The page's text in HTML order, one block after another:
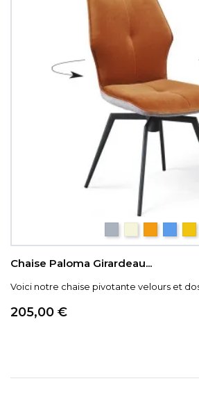
Chaise Paloma Girardeau...
Voici notre chaise pivotante velours et dos
Prix
205,00 €